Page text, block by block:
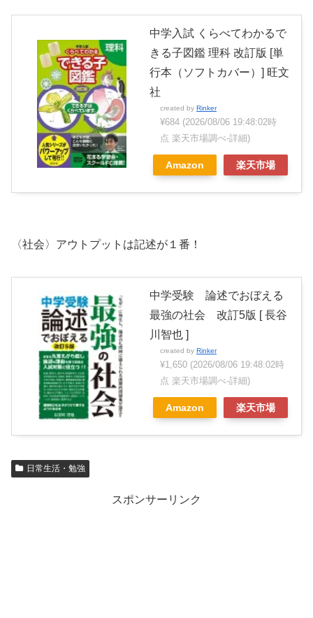
中学入試 くらべてわかるで
きる子図鑑 理科 改訂版 [単
行本（ソフトカバー）] 旺文
社
created by Rinker
¥684 (2026/08/06 19:48:02時
点 楽天市場調べ-詳細)
Amazon 楽天市場
〈社会〉アウトプットは記述が１番！
中学受験 論述でおぼえる
最強の社会 改訂5版 [ 長谷
川智也 ]
created by Rinker
¥1,650 (2026/08/06 19:48:02時
点 楽天市場調べ-詳細)
Amazon 楽天市場
日常生活・勉強
スポンサーリンク